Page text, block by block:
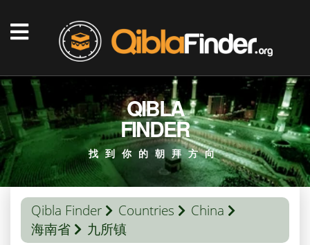
QIBLA
FINDER
找到你的朝拜方向
Qibla Finder Countries
China
海南省
九所镇